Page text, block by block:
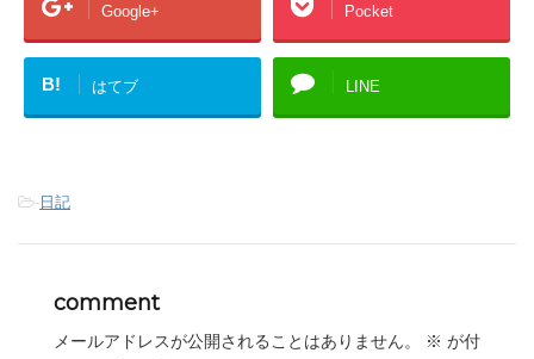
Google+ Pocket
B! はてブ LINE
- 日記
comment
メールアドレスが公開されることはありません。 ※ が付